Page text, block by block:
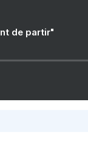
de partir"